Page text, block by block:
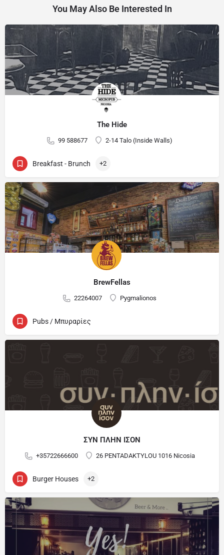
You May Also Be Interested In
The Hide
99 588677 2-14 Talo (Inside Walls)
Breakfast - Brunch +2
BrewFellas
22264007 Pygmalionos
Pubs / Μπυραρίες
ΣΥΝ ΠΛΗΝ ΙΣΟΝ
+35722666600 26 PENTADAKTYLOU 1016 Nicosia
Burger Houses +2